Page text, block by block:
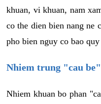
khuan, vi khuan, nam
co the dien bien nang ne
pho bien nguy co bao
Nhiem trung "cau be"
Nhiem khuan bo phan